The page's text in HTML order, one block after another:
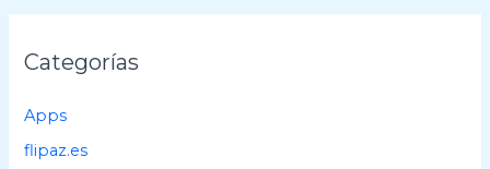
c
r
p
Categorías
Apps
flipaz.es